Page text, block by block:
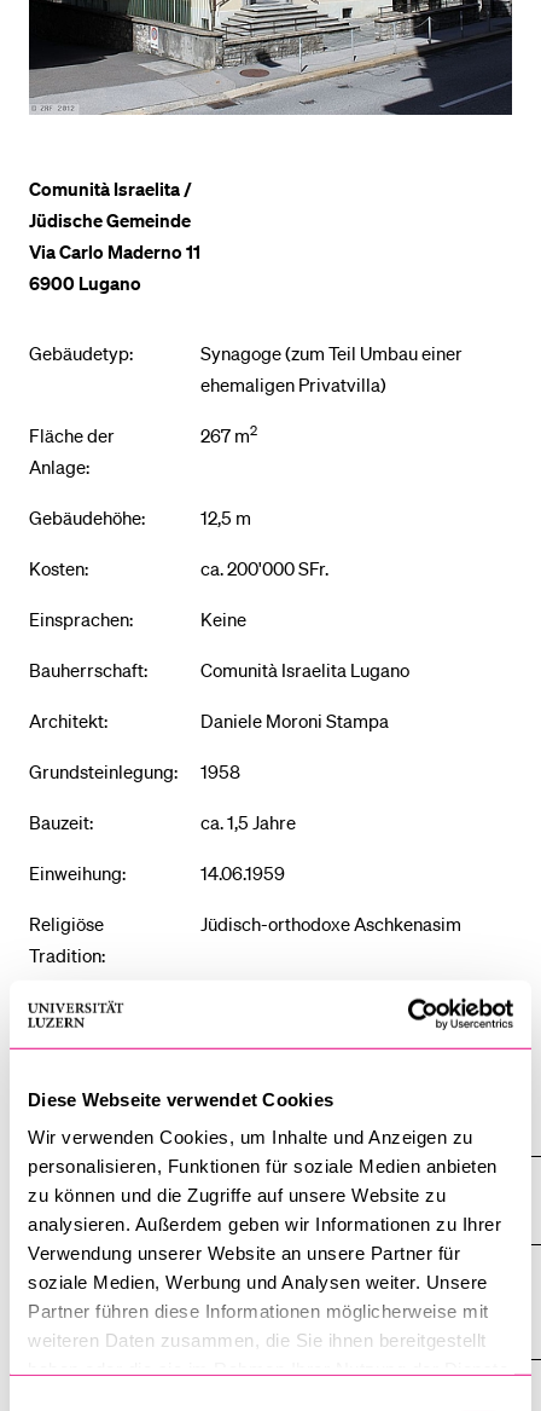
Diese Webseite verwendet Cookies
Wir verwenden Cookies, um Inhalte und Anzeigen zu
personalisieren, Funktionen für soziale Medien anbieten
zu können und die Zugriffe auf unsere Website zu
analysieren. Außerdem geben wir Informationen zu Ihrer
Verwendung unserer Website an unsere Partner für
soziale Medien, Werbung und Analysen weiter. Unsere
Partner führen diese Informationen möglicherweise mit
weiteren Daten zusammen, die Sie ihnen bereitgestellt
Comunità Israelita /
Jüdische Gemeinde
Via Carlo Maderno 11
6900 Lugano
Gebäudetyp:
Synagoge (zum Teil Umbau einer
ehemaligen Privatvilla)
Fläche der
Anlage:
267 m2
Gebäudehöhe: 12,5 m
Kosten: ca. 200'000 SFr.
Einsprachen: Keine
Bauherrschaft: Comunità Israelita Lugano
Architekt: Daniele Moroni Stampa
Grundsteinlegung: 1958
Bauzeit: ca. 1,5 Jahre
Einweihung: 14.06.1959
Religiöse
Tradition:
Jüdisch-orthodoxe Aschkenasim
Erste Idee bis
Alle
Sektionen
des
öffnen
Lage
Baugeschichte und Grund der
Sichtbarmachung
BELIEBTE INHALTE
Vorlesungsverzeichnis
Sportangebot
Anmeldung und Zulassung